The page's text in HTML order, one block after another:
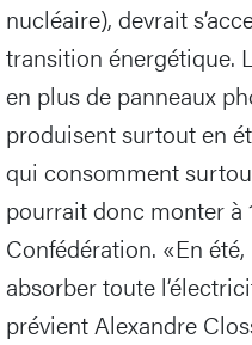
nucléaire), devrait
transition énergétique.
en plus de panneaux
produisent surtout en
qui consomment
pourrait donc monter à
Confédération. «En
absorber toute
prévient Alexandre